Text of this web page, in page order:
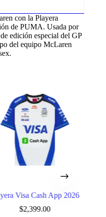
con la Playera
de PUMA. Usada por
edición especial del GP
del equipo McLaren
Visa Cash App 2026
$2,399.00